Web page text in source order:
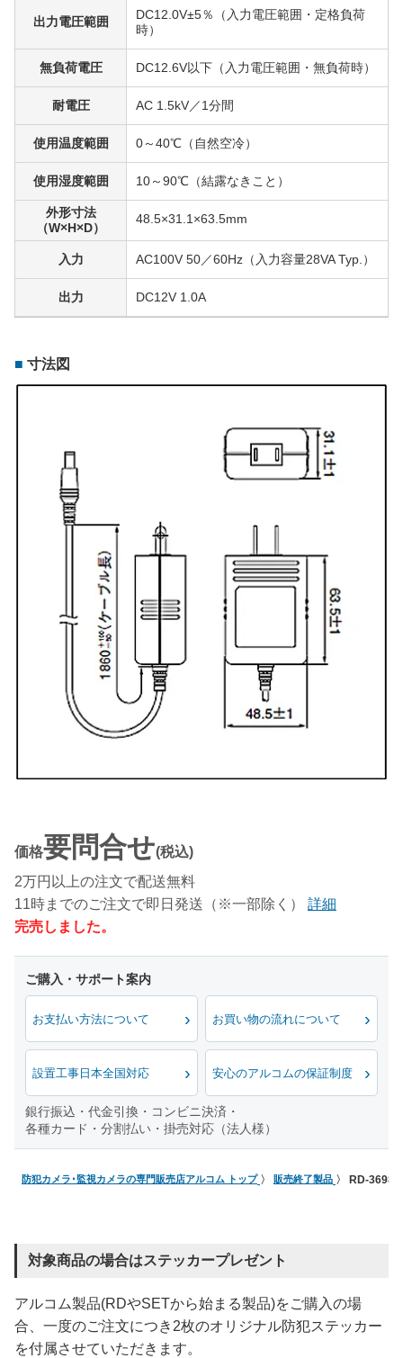
出力電圧範囲
DC12.0V±5％（入力電圧範囲・定格負荷
時）
無負荷電圧 DC12.6V以下（入力電圧範囲・無負荷時）
耐電圧 AC 1.5kV／1分間
使用温度範囲 0～40℃（自然空冷）
使用湿度範囲 10～90℃（結露なきこと）
外形寸法
（W×H×D）
48.5×31.1×63.5mm
入力 AC100V 50／60Hz（入力容量28VA Typ.）
出力 DC12V 1.0A
寸法図
価格要問合せ(税込)
2万円以上の注文で配送無料
11時までのご注文で即日発送（※一部除く）
詳細
完売しました。
お支払い方法について お買い物の流れについて
設置工事日本全国対応 安心のアルコムの保証制度
銀行振込・代金引換・コンビニ決済・
各種カード・分割払い・掛売対応（法人様）
防犯カメラ･監視カメラの専門販売店アルコム トップ 販売終了製品 RD-
対象商品の場合はステッカープレゼント
アルコム製品(RDやSETから始まる製品)をご購入の場
合、一度のご注文につき2枚のオリジナル防犯ステッカー
を付属させていただきます。